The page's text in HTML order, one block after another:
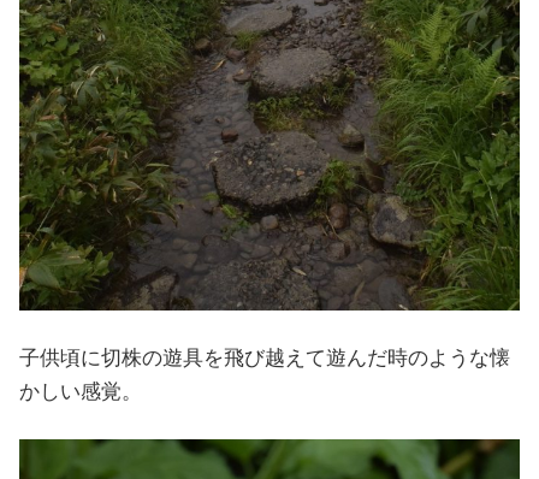
子供頃に切株の遊具を飛び越えて遊んだ時のような懐
かしい感覚。